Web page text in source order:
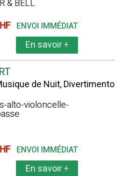
& BELL
ENVOI IMMÉDIAT
En savoir+
de Nuit, Divertimento
alto-violoncelle-
ENVOI IMMÉDIAT
En savoir+